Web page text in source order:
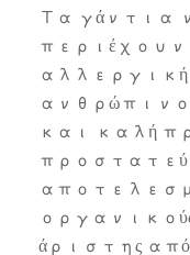
Τα γάντια
περιέχουν
ανθρώπινο
και καλή
άριστης